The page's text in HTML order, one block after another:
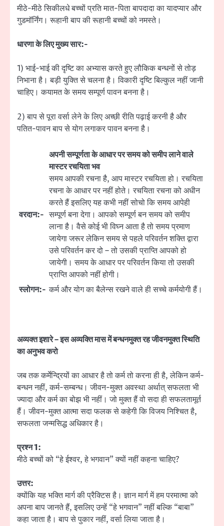
मीठे-मीठे सिकीलधे बच्चों प्रति मात-पिता बापदादा का यादप्यार और
गुडमॉर्निंग। रूहानी बाप की रूहानी बच्चों को नमस्ते।
धारणा के लिए मुख्य सार:-
1) भाई-भाई की दृष्टि का अभ्यास करते हुए लौकिक बन्धनों से तोड़
निभाना है। बड़ी युक्ति से चलना है। विकारी दृष्टि बिल्कुल नहीं जानी
चाहिए। कयामत के समय सम्पूर्ण पावन बनना है।
2) बाप से पूरा वर्सा लेने के लिए अच्छी रीति पढ़ाई करनी है और
पतित-पावन बाप से योग लगाकर पावन बनना है।
वरदान:-
अपनी सम्पूर्णता के आधार पर समय को समीप लाने वाले
मास्टर रचयिता भव
समय आपकी रचना है, आप मास्टर रचयिता हो। रचयिता
रचना के आधार पर नहीं होते। रचयिता रचना को अधीन
करते हैं इसलिए यह कभी नहीं सोचो कि समय आपेही
सम्पूर्ण बना देगा। आपको सम्पूर्ण बन समय को समीप
लाना है। वैसे कोई भी विघ्न आता है तो समय प्रमाण
जायेगा जरूर लेकिन समय से पहले परिवर्तन शक्ति द्वारा
उसे परिवर्तन कर दो – तो उसकी प्राप्ति आपको हो
जायेगी। समय के आधार पर परिवर्तन किया तो उसकी
प्राप्ति आपको नहीं होगी।
स्लोगन:- कर्म और योग का बैलेन्स रखने वाले ही सच्चे कर्मयोगी हैं।
अव्यक्त इशारे – इस अव्यक्ति मास में बन्धनमुक्त रह जीवनमुक्त स्थिति
का अनुभव करो
जब तक कर्मेन्द्रियों का आधार है तो कर्म तो करना ही है, लेकिन कर्म-
बन्धन नहीं, कर्म-सम्बन्ध। जीवन-मुक्त अवस्था अर्थात् सफलता भी
ज्यादा और कर्म का बोझ भी नहीं। जो मुक्त हैं वो सदा ही सफलतामूर्त
हैं। जीवन-मुक्त आत्मा सदा फलक से कहेगी कि विजय निश्चित है,
सफलता जन्मसिद्ध अधिकार है।
प्रश्न 1:
मीठे बच्चों को “हे ईश्वर, हे भगवान” क्यों नहीं कहना चाहिए?
उत्तर:
क्योंकि यह भक्ति मार्ग की प्रैक्टिस है। ज्ञान मार्ग में हम परमात्मा को
अपना बाप जानते हैं, इसलिए उन्हें “हे भगवान” नहीं बल्कि “बाबा”
कहा जाता है। बाप से पुकार नहीं, वर्सा लिया जाता है।